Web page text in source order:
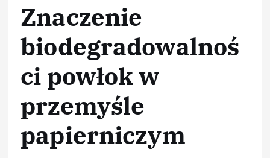
Znaczenie
biodegradowalnoś
ci powłok w
przemyśle
papierniczym